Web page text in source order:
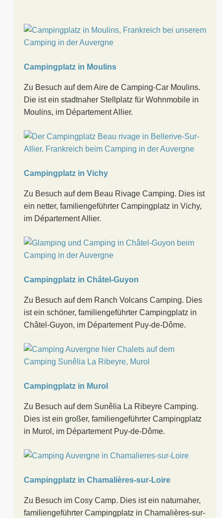
Campingplatz in Moulins
Zu Besuch auf dem Aire de Camping-Car Moulins.
Die ist ein stadtnaher Stellplatz für Wohnmobile in
Moulins, im Département Allier.
Campingplatz in Vichy
Zu Besuch auf dem Beau Rivage Camping. Dies ist
ein netter, familiengeführter Campingplatz in Vichy,
im Département Allier.
Campingplatz in Châtel-Guyon
Zu Besuch auf dem Ranch Volcans Camping. Dies
ist ein schöner, familiengeführter Campingplatz in
Châtel-Guyon, im Département Puy-de-Dôme.
Campingplatz in Murol
Zu Besuch auf dem Sunêlia La Ribeyre Camping.
Dies ist ein großer, familiengeführter Campingplatz
in Murol, im Département Puy-de-Dôme.
Campingplatz in Chamalières-sur-Loire
Zu Besuch im Cosy Camp. Dies ist ein naturnaher,
familiengeführter Campingplatz in Chamalières-sur-